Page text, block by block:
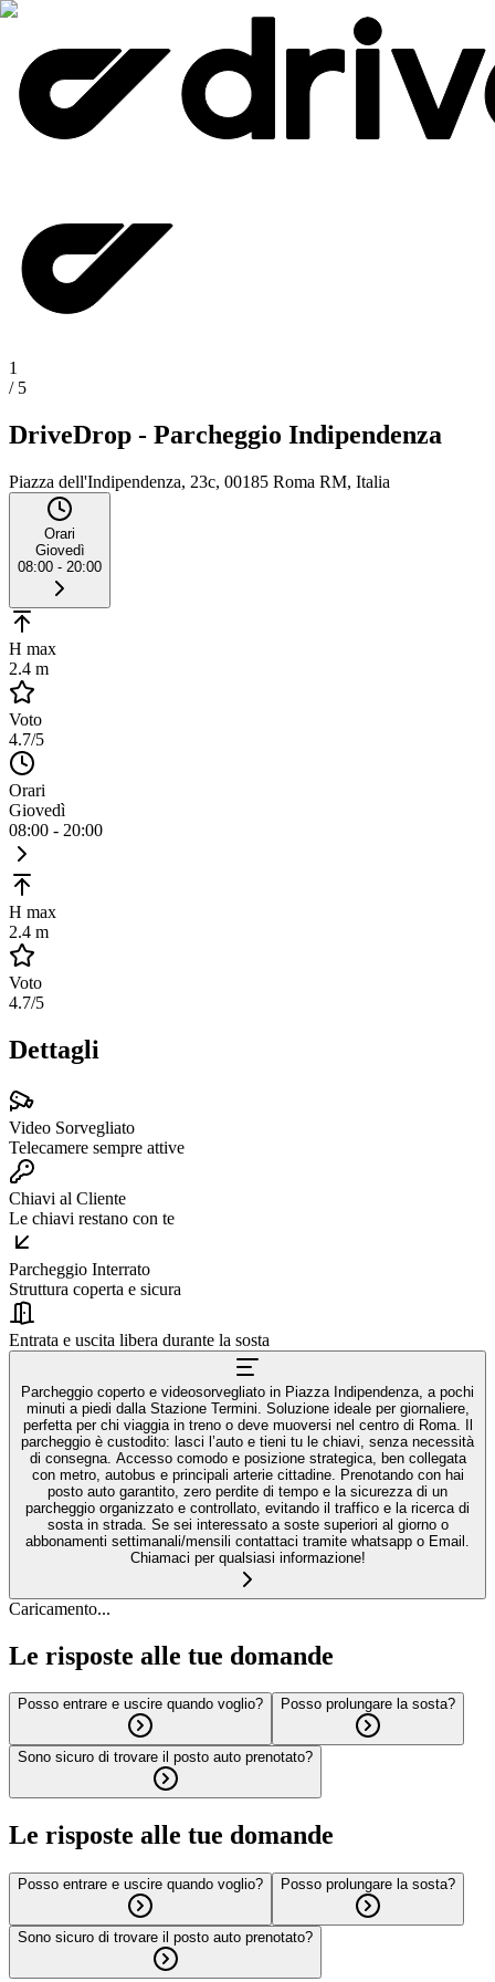
1
/ 5
DriveDrop - Parcheggio Indipendenza
Piazza dell'Indipendenza, 23c, 00185 Roma RM, Italia
Orari
Giovedì
08:00 - 20:00
H max
2.4 m
Voto
4.7/5
Orari
Giovedì
08:00 - 20:00
H max
2.4 m
Voto
4.7/5
Dettagli
Video Sorvegliato
Telecamere sempre attive
Chiavi al Cliente
Le chiavi restano con te
Parcheggio Interrato
Struttura coperta e sicura
Entrata e uscita libera durante la sosta
Parcheggio coperto e videosorvegliato in Piazza Indipendenza, a pochi
minuti a piedi dalla Stazione Termini. Soluzione ideale per giornaliere,
perfetta per chi viaggia in treno o deve muoversi nel centro di Roma. Il
parcheggio è custodito: lasci l’auto e tieni tu le chiavi, senza necessità
di consegna. Accesso comodo e posizione strategica, ben collegata
con metro, autobus e principali arterie cittadine. Prenotando con hai
posto auto garantito, zero perdite di tempo e la sicurezza di un
parcheggio organizzato e controllato, evitando il traffico e la ricerca di
sosta in strada. Se sei interessato a soste superiori al giorno o
abbonamenti settimanali/mensili contattaci tramite whatsapp o Email.
Chiamaci per qualsiasi informazione!
Caricamento...
Le risposte alle tue domande
Posso entrare e uscire quando voglio? Posso prolungare la sosta?
Sono sicuro di trovare il posto auto prenotato?
Le risposte alle tue domande
Posso entrare e uscire quando voglio? Posso prolungare la sosta?
Sono sicuro di trovare il posto auto prenotato?